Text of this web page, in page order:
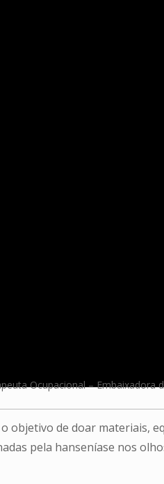
Ocupacional – Embaixadora
objetivo de doar materiais,
pela hanseníase nos